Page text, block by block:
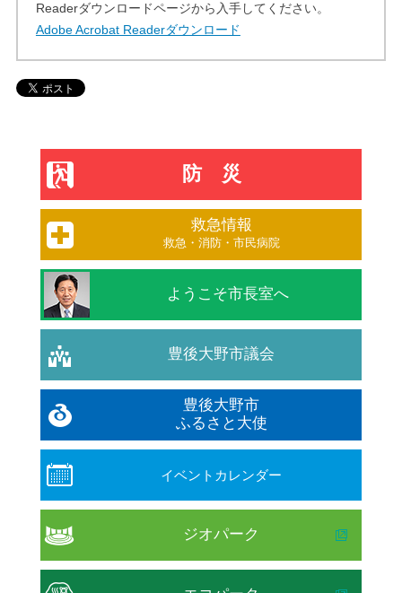
Readerダウンロードページから入手してください。
Adobe Acrobat Readerダウンロード
防災
救急情報
救急・消防・市民病院
ようこそ市長室へ
豊後大野市議会
豊後大野市
ふるさと大使
イベントカレンダー
ジオパーク